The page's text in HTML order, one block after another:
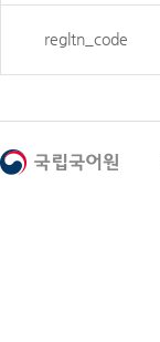
regltn_code